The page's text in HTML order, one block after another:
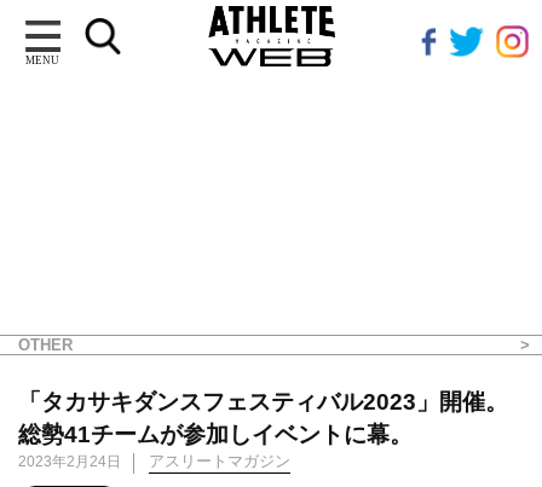
MENU
OTHER
「タカサキダンスフェスティバル2023」開催。
総勢41チームが参加しイベントに幕。
2023年2月24日 アスリートマガジン